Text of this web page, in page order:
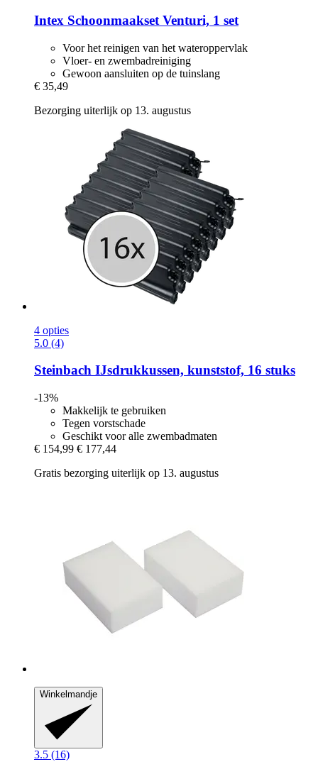
Intex Schoonmaakset Venturi, 1 set
Voor het reinigen van het wateroppervlak
Vloer- en zwembadreiniging
Gewoon aansluiten op de tuinslang
€ 35,49
Bezorging uiterlijk op 13. augustus
4 opties
5.0 (4)
Steinbach IJsdrukkussen, kunststof, 16 stuks
-13%
Makkelijk te gebruiken
Tegen vorstschade
Geschikt voor alle zwembadmaten
€ 154,99 € 177,44
Gratis bezorging uiterlijk op 13. augustus
Winkelmandje
3.5 (16)